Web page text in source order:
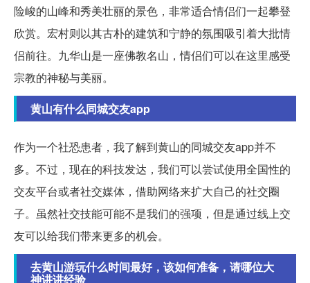
险峻的山峰和秀美壮丽的景色，非常适合情侣们一起攀登
欣赏。宏村则以其古朴的建筑和宁静的氛围吸引着大批情
侣前往。九华山是一座佛教名山，情侣们可以在这里感受
宗教的神秘与美丽。
黄山有什么同城交友app
作为一个社恐患者，我了解到黄山的同城交友app并不
多。不过，现在的科技发达，我们可以尝试使用全国性的
交友平台或者社交媒体，借助网络来扩大自己的社交圈
子。虽然社交技能可能不是我们的强项，但是通过线上交
友可以给我们带来更多的机会。
去黄山游玩什么时间最好，该如何准备，请哪位大
神讲讲经验